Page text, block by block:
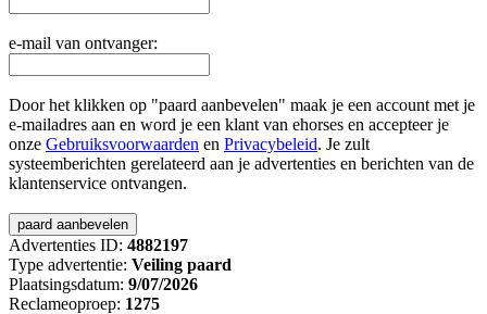
e-mail van ontvanger:
Door het klikken op "paard aanbevelen" maak je een account met je
e-mailadres aan en word je een klant van ehorses en accepteer je
onze Gebruiksvoorwaarden en Privacybeleid. Je zult
systeemberichten gerelateerd aan je advertenties en berichten van de
klantenservice ontvangen.
Advertenties ID: 4882197
Type advertentie: Veiling paard
Plaatsingsdatum: 9/07/2026
Reclameoproep: 1275